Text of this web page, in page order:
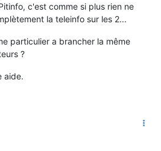
c'est comme si plus rien ne
la teleinfo sur les 2...
particulier a brancher la même
?
aide.